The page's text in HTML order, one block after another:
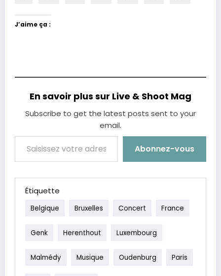
J’aime ça :
En savoir plus sur Live & Shoot Mag
Subscribe to get the latest posts sent to your
email.
Saisissez votre adresse e-mail…
Abonnez-vous
Étiquette
Belgique Bruxelles Concert France
Genk Herenthout Luxembourg
Malmédy Musique Oudenburg Paris